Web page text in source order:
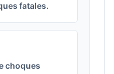
fatales.
choques